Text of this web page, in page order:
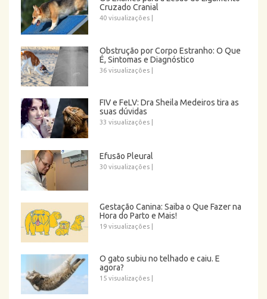
Cruzado Cranial
40 visualizações
Obstrução por Corpo Estranho: O Que
É, Sintomas e Diagnóstico
36 visualizações
FIV e FeLV: Dra Sheila Medeiros tira as
suas dúvidas
33 visualizações
Efusão Pleural
30 visualizações
Gestação Canina: Saiba o Que Fazer na
Hora do Parto e Mais!
19 visualizações
O gato subiu no telhado e caiu. E
agora?
15 visualizações